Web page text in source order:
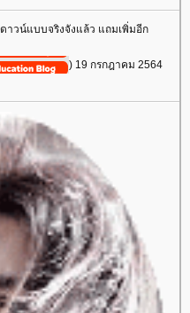
าวน์แบบจริงจังแล้ว แถมเพิ่มอีก
) 19 กรกฎาคม 2564